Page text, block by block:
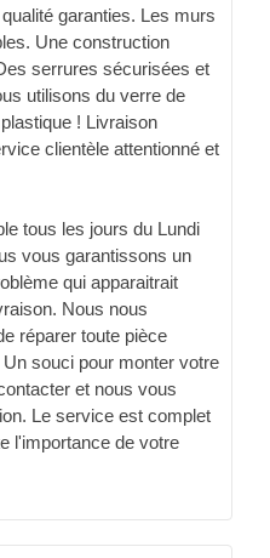
garanties. Les murs
Une construction
serrures sécurisées et
utilisons du verre de
! Livraison
clientèle attentionné et
tous les jours du Lundi
vous garantissons un
qui apparaitrait
Nous nous
réparer toute pièce
souci pour monter votre
et nous vous
Le service est complet
l'importance de votre